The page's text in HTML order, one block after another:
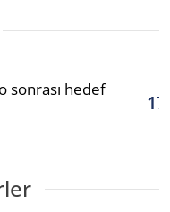
sonrası hedef